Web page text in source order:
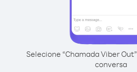
Selecione “Chamada Viber
conversa